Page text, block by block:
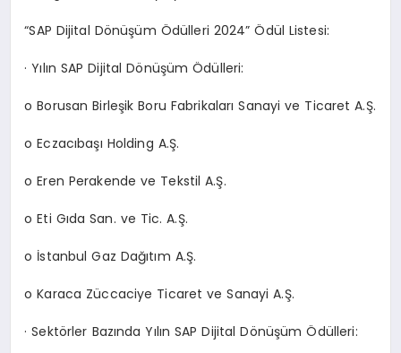
“SAP Dijital Dönüşüm Ödülleri 2024” Ödül Listesi:
· Yılın SAP Dijital Dönüşüm Ödülleri:
o Borusan Birleşik Boru Fabrikaları Sanayi ve Ticaret A.Ş.
o Eczacıbaşı Holding A.Ş.
o Eren Perakende ve Tekstil A.Ş.
o Eti Gıda San. ve Tic. A.Ş.
o İstanbul Gaz Dağıtım A.Ş.
o Karaca Züccaciye Ticaret ve Sanayi A.Ş.
· Sektörler Bazında Yılın SAP Dijital Dönüşüm Ödülleri: